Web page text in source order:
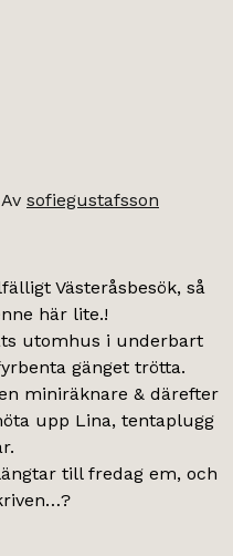
sofiegustafsson
Västeråsbesök, så
här lite.!
utomhus i underbart
gänget trötta.
miniräknare & därefter
upp Lina, tentaplugg
till fredag em, och